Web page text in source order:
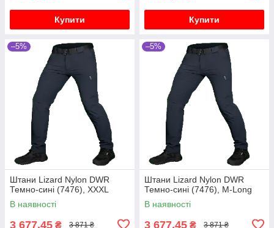
Купити Купити
–5%
Штани Lizard Nylon DWR
Темно-сині (7476), XXXL
В наявності
3 677,45 ₴ 3 871 ₴
–5%
Штани Lizard Nylon DWR
Темно-сині (7476), M-Long
В наявності
3 677,45 ₴ 3 871 ₴